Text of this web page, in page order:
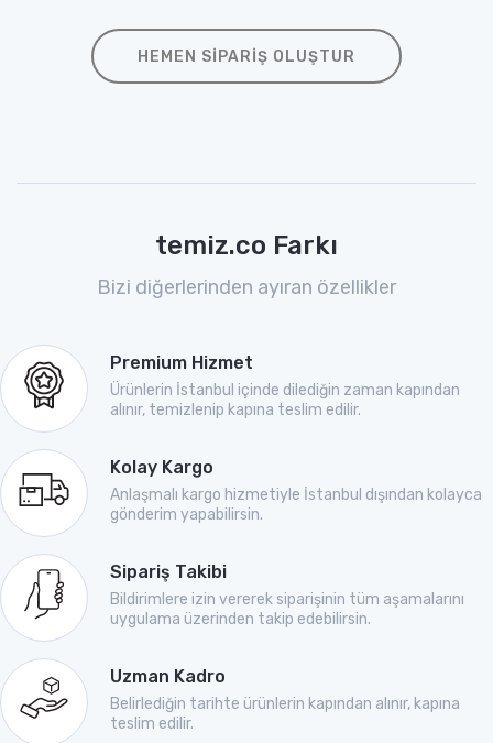
HEMEN SIPARIŞ OLUŞTUR
temiz.co Farkı
Bizi diğerlerinden ayıran özellikler
Premium Hizmet
Ürünlerin İstanbul içinde dilediğin zaman kapından
alınır, temizlenip kapına teslim edilir.
Kolay Kargo
Anlaşmalı kargo hizmetiyle İstanbul dışından kolayca
gönderim yapabilirsin.
Sipariş Takibi
Bildirimlere izin vererek siparişinin tüm aşamalarını
uygulama üzerinden takip edebilirsin.
Uzman Kadro
Belirlediğin tarihte ürünlerin kapından alınır, kapına
teslim edilir.